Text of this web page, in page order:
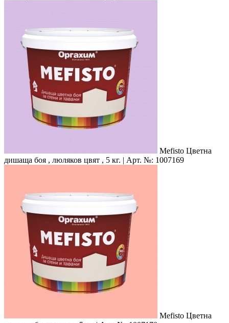
Mefisto Цветна
дишаща боя , люляков цвят , 5 кг. | Арт. №: 1007169
Mefisto Цветна